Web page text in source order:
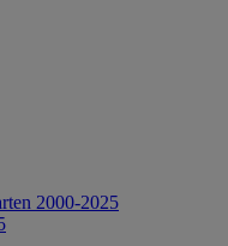
2000-2025